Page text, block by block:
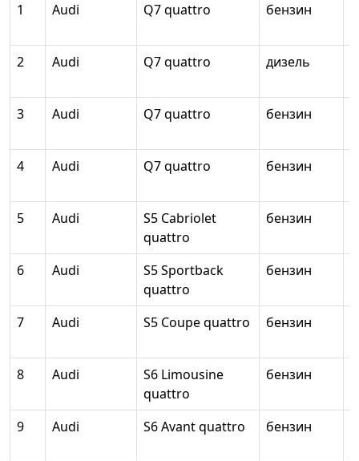
1
Audi Q7 quattro бензин
2 Audi Q7 quattro дизель
3 Audi Q7 quattro бензин
4 Audi Q7 quattro бензин
5 Audi
S5 Cabriolet
quattro
бензин
6 Audi
S5 Sportback
quattro
бензин
7 Audi S5 Coupe quattro бензин
8 Audi
S6 Limousine
quattro
бензин
9 Audi S6 Avant quattro бензин